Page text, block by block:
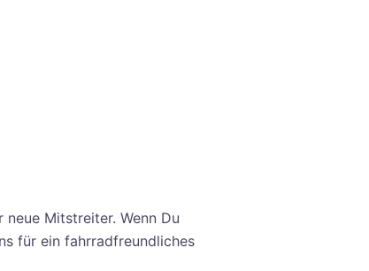
Mitstreiter. Wenn Du
für ein fahrradfreundliches